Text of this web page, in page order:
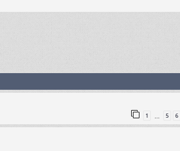
1 5 6